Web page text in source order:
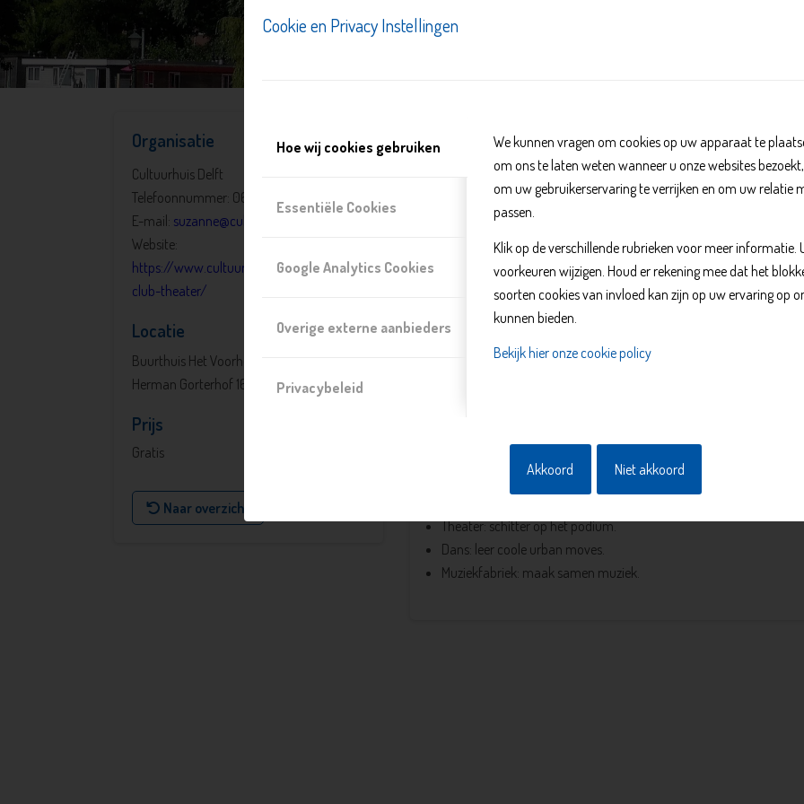
Cookie en Privacy Instellingen
Hoe wij cookies gebruiken
Essentiële Cookies
Google Analytics Cookies
Overige externe aanbieders
Privacybeleid
We kunnen vragen om cookies op uw apparaat te
om ons te laten weten wanneer u onze websites
om uw gebruikerservaring te verrijken en om uw relatie
passen.
Klik op de verschillende rubrieken voor meer informatie.
voorkeuren wijzigen. Houd er rekening mee dat het
soorten cookies van invloed kan zijn op uw ervaring op
kunnen bieden.
Bekijk hier onze cookie policy
Akkoord Niet akkoord
Organisatie
Cultuurhuis Delft
Telefoonnummer: 06 2426 9681
E-mail: suzanne@cultuurhuisdelft.nl
Website:
https://www.cultuurhuisdelft.nl/agenda/culture-
club-theater/
Locatie
Buurthuis Het Voorhof
Herman Gorterhof 165, 2624 XL, Delft
Prijs
Gratis
Naar overzicht
Culture Club Voorhof
De Culture Clubs zijn er voor kinderen van 7 t/m 13 jaar die zin
Maak je eigen kunst, schitter op het podium, leer urban moves of
Bij de Culture Clubs volg je 10 weken les en werk je toe naar een
eindigt met het Culture Club Festival, waar kinderen laten zien wat
ons om te checken of er plek is.
Theater: schitter op het podium.
Dans: leer coole urban moves.
Muziekfabriek: maak samen muziek.